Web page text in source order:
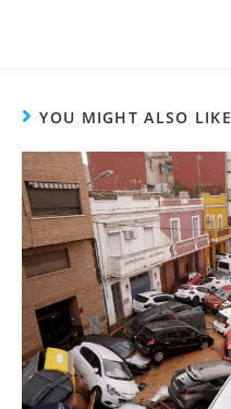
YOU MIGHT ALSO LIKE